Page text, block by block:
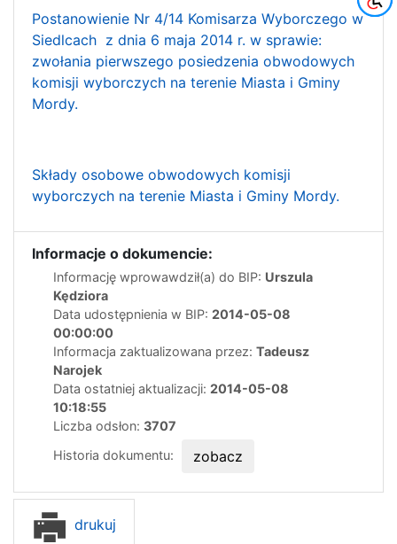
Postanowienie Nr 4/14 Komisarza Wyborczego w
Siedlcach z dnia 6 maja 2014 r. w sprawie:
zwołania pierwszego posiedzenia obwodowych
komisji wyborczych na terenie Miasta i Gminy
Mordy.
Składy osobowe obwodowych komisji
wyborczych na terenie Miasta i Gminy Mordy.
Informacje o dokumencie:
Informację wprowawdził(a) do BIP: Urszula
Kędziora
Data udostępnienia w BIP: 2014-05-08
00:00:00
Informacja zaktualizowana przez: Tadeusz
Narojek
Data ostatniej aktualizacji: 2014-05-08
10:18:55
Liczba odsłon: 3707
Historia dokumentu:
zobacz
drukuj